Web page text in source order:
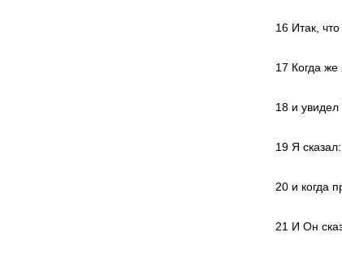
16 Итак,
17 Когда
18 и
19 Я
20 и когда
21 И Он